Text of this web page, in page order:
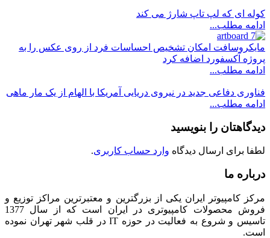
کوله ای که لپ تاپ شارژ می کند
ادامه مطلب...
مایکروسافت امکان تشخیص احساسات فرد از روی عکس را به
پروژه آکسفورد اضافه کرد
ادامه مطلب...
فناوری دفاعی جدید در نیروی دریایی آمریکا با الهام از یک مار ماهی
ادامه مطلب...
دیدگاهتان را بنویسید
لطفا برای ارسال دیدگاه وارد حساب کاربری.
درباره ما
مرکز کامپیوتر ایران یکی از بزرگترین و معتبرترین مراکز توزیع و
فروش محصولات کامپیوتری در ایران است که از سال 1377
تاسیس و شروع به فعالیت در حوزه IT در قلب شهر تهران نموده
است.